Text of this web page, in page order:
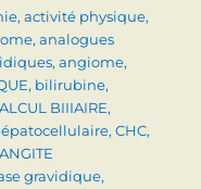
,activité physique,
,analogues
,angiome,
, bilirubine,
BIIIAIRE,
,CHC,
gravidique,